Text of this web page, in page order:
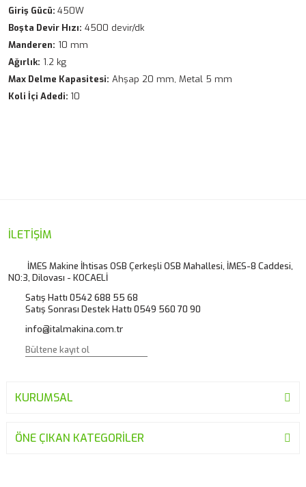
Giriş Gücü: 450W
Boşta Devir Hızı: 4500 devir/dk
Manderen: 10 mm
Ağırlık: 1.2 kg
Max Delme Kapasitesi: Ahşap 20 mm, Metal 5 mm
Koli İçi Adedi: 10
Ürün resmi kalitesiz, bozuk veya görüntülenemiyor.
Ürün bilgilerinde hatalar bulunuyor.
Ürün fiyatı diğer sitelerden daha pahalı.
Bu ürüne benzer farklı alternatifler olmalı.
İLETİŞİM
İMES Makine İhtisas OSB Çerkeşli OSB Mahallesi, İMES-8 Caddesi,
NO:3, Dilovası - KOCAELİ
Satış Hattı 0542 688 55 68
Satış Sonrası Destek Hattı 0549 560 70 90
info@italmakina.com.tr
KURUMSAL
ÖNE ÇIKAN KATEGORİLER